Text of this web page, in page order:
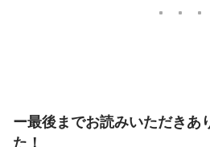
ー最後までお読みいただきあ
た！